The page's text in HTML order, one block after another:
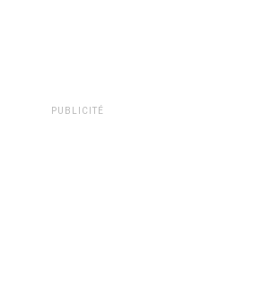
PUBLICITÉ